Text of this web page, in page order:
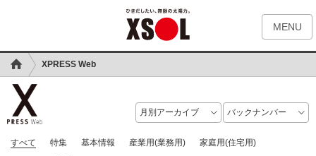
MENU
XPRESS Web
すべて 特集 基本情報 産業用(業務用)
家庭用(住宅用)